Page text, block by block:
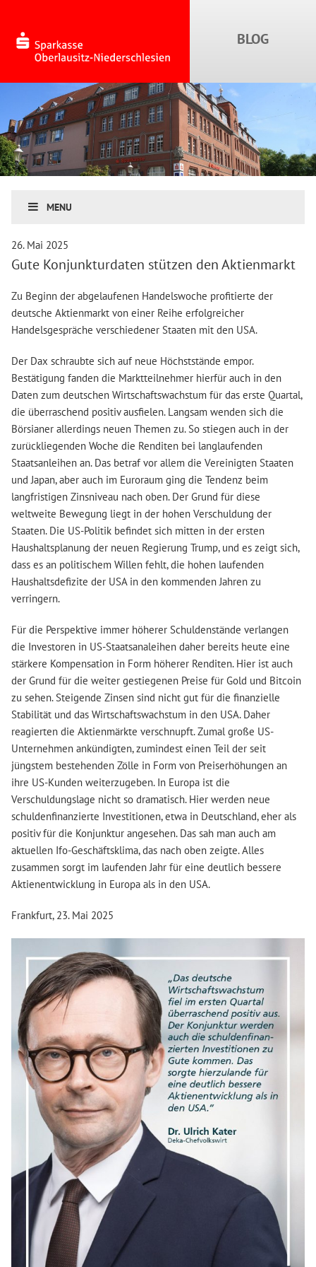
MENU
26. Mai 2025
Gute Konjunkturdaten stützen den Aktienmarkt
Zu Beginn der abgelaufenen Handelswoche profitierte der
deutsche Aktienmarkt von einer Reihe erfolgreicher
Handelsgespräche verschiedener Staaten mit den USA.
Der Dax schraubte sich auf neue Höchststände empor.
Bestätigung fanden die Marktteilnehmer hierfür auch in den
Daten zum deutschen Wirtschaftswachstum für das erste Quartal,
die überraschend positiv ausfielen. Langsam wenden sich die
Börsianer allerdings neuen Themen zu. So stiegen auch in der
zurückliegenden Woche die Renditen bei langlaufenden
Staatsanleihen an. Das betraf vor allem die Vereinigten Staaten
und Japan, aber auch im Euroraum ging die Tendenz beim
langfristigen Zinsniveau nach oben. Der Grund für diese
weltweite Bewegung liegt in der hohen Verschuldung der
Staaten. Die US-Politik befindet sich mitten in der ersten
Haushaltsplanung der neuen Regierung Trump, und es zeigt sich,
dass es an politischem Willen fehlt, die hohen laufenden
Haushaltsdefizite der USA in den kommenden Jahren zu
verringern.
Für die Perspektive immer höherer Schuldenstände verlangen
die Investoren in US-Staatsanaleihen daher bereits heute eine
stärkere Kompensation in Form höherer Renditen. Hier ist auch
der Grund für die weiter gestiegenen Preise für Gold und Bitcoin
zu sehen. Steigende Zinsen sind nicht gut für die finanzielle
Stabilität und das Wirtschaftswachstum in den USA. Daher
reagierten die Aktienmärkte verschnupft. Zumal große US-
Unternehmen ankündigten, zumindest einen Teil der seit
jüngstem bestehenden Zölle in Form von Preiserhöhungen an
ihre US-Kunden weiterzugeben. In Europa ist die
Verschuldungslage nicht so dramatisch. Hier werden neue
schuldenfinanzierte Investitionen, etwa in Deutschland, eher als
positiv für die Konjunktur angesehen. Das sah man auch am
aktuellen Ifo-Geschäftsklima, das nach oben zeigte. Alles
zusammen sorgt im laufenden Jahr für eine deutlich bessere
Aktienentwicklung in Europa als in den USA.
Frankfurt, 23. Mai 2025